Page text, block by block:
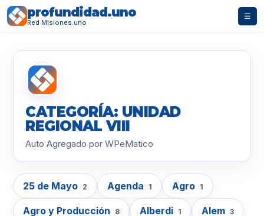
profundidad.uno
Red Misiones.uno
☰
CATEGORÍA: UNIDAD
REGIONAL VIII
Auto Agregado por WPeMatico
25 de Mayo 2 Agenda 1 Agro 1
Agro y Producción 8 Alberdi 1 Alem 3